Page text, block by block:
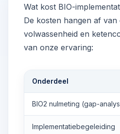
Wat kost BIO-
De kosten hangen af van
volwassenheid en
van onze ervaring:
Onderdeel
BIO2 nulmeting (gap-
Implementatiebegeleiding